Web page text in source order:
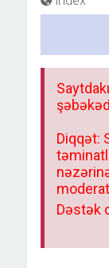
Diqqət:
Dəstək